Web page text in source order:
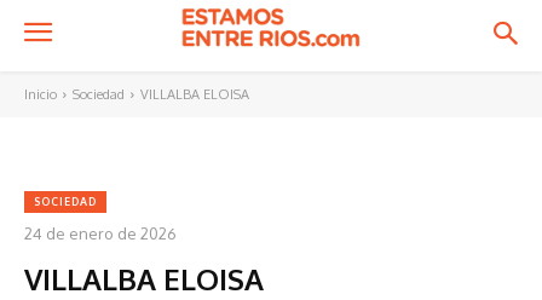
Inicio Sociedad VILLALBA ELOISA
SOCIEDAD
24 de enero de 2026
VILLALBA ELOISA